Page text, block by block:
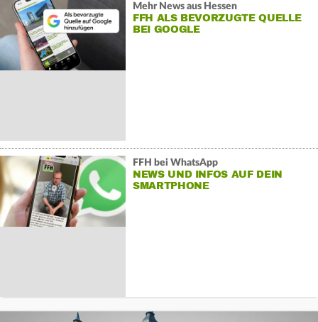
Mehr News aus Hessen
FFH ALS BEVORZUGTE QUELLE
BEI GOOGLE
FFH bei WhatsApp
NEWS UND INFOS AUF DEIN
SMARTPHONE